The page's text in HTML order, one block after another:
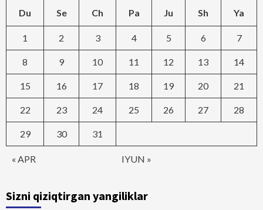
Du Se Ch Pa Ju Sh Ya
« APR IYUN »
1 2 3 4 5 6 7
8 9 10 11 12 13 14
15 16 17 18 19 20 21
22 23 24 25 26 27 28
29 30 31
Sizni qiziqtirgan yangiliklar